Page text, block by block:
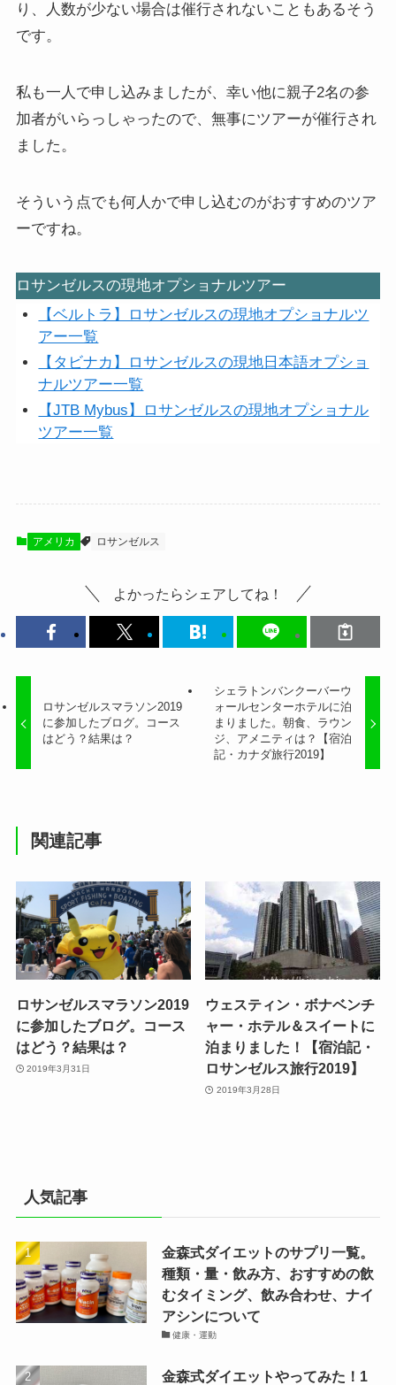
り、人数が少ない場合は催行されないこともあるそう
です。
私も一人で申し込みましたが、幸い他に親子2名の参
加者がいらっしゃったので、無事にツアーが催行され
ました。
そういう点でも何人かで申し込むのがおすすめのツア
ーですね。
ロサンゼルスの現地オプショナルツアー
【ベルトラ】ロサンゼルスの現地オプショナルツ
アー一覧
【タビナカ】ロサンゼルスの現地日本語オプショ
ナルツアー一覧
【JTB Mybus】ロサンゼルスの現地オプショナル
ツアー一覧
アメリカ ロサンゼルス
よかったらシェアしてね！
ロサンゼルスマラソン2019
に参加したブログ。コース
はどう？結果は？
シェラトンバンクーバーウ
ォールセンターホテルに泊
まりました。朝食、ラウン
ジ、アメニティは？【宿泊
記・カナダ旅行2019】
関連記事
ロサンゼルスマラソン2019
に参加したブログ。コース
はどう？結果は？
2019年3月31日
ウェスティン・ボナベンチ
ャー・ホテル＆スイートに
泊まりました！【宿泊記・
ロサンゼルス旅行2019】
2019年3月28日
人気記事
金森式ダイエットのサプリ一覧。
種類・量・飲み方、おすすめの飲
むタイミング、飲み合わせ、ナイ
アシンについて
健康・運動
金森式ダイエットやってみた！1